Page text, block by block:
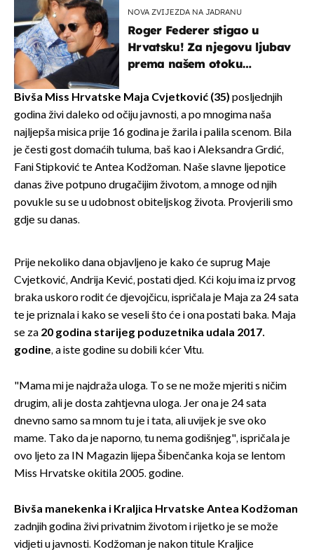
NOVA ZVIJEZDA NA JADRANU
Roger Federer stigao u
Hrvatsku! Za njegovu ljubav
prema našem otoku
Hrvat
Bivša Miss Hrvatske Maja Cvjetković (35) posljednjih
godina živi daleko od očiju javnosti, a po mnogima naša
najljepša misica prije 16 godina je žarila i palila scenom. Bila
je česti gost domaćih tuluma, baš kao i Aleksandra Grdić,
Fani Stipković te Antea Kodžoman. Naše slavne ljepotice
danas žive potpuno drugačijim životom, a mnoge od njih
povukle su se u udobnost obiteljskog života. Provjerili smo
gdje su danas.
Prije nekoliko dana objavljeno je kako će suprug Maje
Cvjetković, Andrija Kević, postati djed. Kći koju ima iz prvog
braka uskoro rodit će djevojčicu, ispričala je Maja za 24 sata
te je priznala i kako se veseli što će i ona postati baka. Maja
se za 20 godina starijeg poduzetnika udala 2017.
godine, a iste godine su dobili kćer Vitu.
"Mama mi je najdraža uloga. To se ne može mjeriti s ničim
drugim, ali je dosta zahtjevna uloga. Jer ona je 24 sata
dnevno samo sa mnom tu je i tata, ali uvijek je sve oko
mame. Tako da je naporno, tu nema godišnjeg", ispričala je
ovo ljeto za IN Magazin lijepa Šibenčanka koja se lentom
Miss Hrvatske okitila 2005. godine.
Bivša manekenka i Kraljica Hrvatske Antea Kodžoman
zadnjih godina živi privatnim životom i rijetko je se može
vidjeti u javnosti. Kodžoman je nakon titule Kraljice